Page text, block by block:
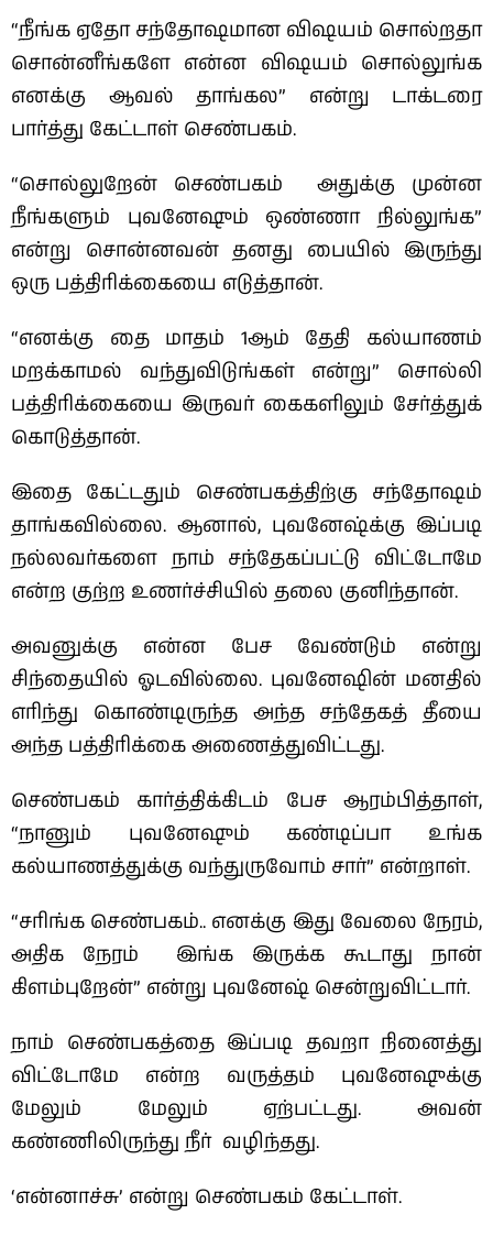
“நீங்க ஏதோ சந்தோஷமான விஷயம் சொல்றதா
சொன்னீங்களே என்ன விஷயம் சொல்லுங்க
எனக்கு ஆவல் தாங்கல” என்று டாக்டரை
பார்த்து கேட்டாள் செண்பகம்.
“சொல்லுறேன் செண்பகம் அதுக்கு முன்ன
நீங்களும் புவனேஷும் ஒண்ணா நில்லுங்க”
என்று சொன்னவன் தனது பையில் இருந்து
ஒரு பத்திரிக்கையை எடுத்தான்.
“எனக்கு தை மாதம் 1ஆம் தேதி கல்யாணம்
மறக்காமல் வந்துவிடுங்கள் என்று” சொல்லி
பத்திரிக்கையை இருவர் கைகளிலும் சேர்த்துக்
கொடுத்தான்.
இதை கேட்டதும் செண்பகத்திற்கு சந்தோஷம்
தாங்கவில்லை. ஆனால், புவனேஷ்க்கு இப்படி
நல்லவர்களை நாம் சந்தேகப்பட்டு விட்டோமே
என்ற குற்ற உணர்ச்சியில் தலை குனிந்தான்.
அவனுக்கு என்ன பேச வேண்டும் என்று
சிந்தையில் ஓடவில்லை. புவனேஷின் மனதில்
எரிந்து கொண்டிருந்த அந்த சந்தேகத் தீயை
அந்த பத்திரிக்கை அணைத்துவிட்டது.
செண்பகம் கார்த்திக்கிடம் பேச ஆரம்பித்தாள்,
“நானும் புவனேஷும் கண்டிப்பா உங்க
கல்யாணத்துக்கு வந்துருவோம் சார்” என்றாள்.
“சரிங்க செண்பகம்.. எனக்கு இது வேலை நேரம்,
அதிக நேரம் இங்க இருக்க கூடாது நான்
கிளம்புறேன்” என்று புவனேஷ் சென்றுவிட்டார்.
நாம் செண்பகத்தை இப்படி தவறா நினைத்து
விட்டோமே என்ற வருத்தம் புவனேஷுக்கு
மேலும் மேலும் ஏற்பட்டது. அவன்
கண்ணிலிருந்து நீர் வழிந்தது.
‘என்னாச்சு’ என்று செண்பகம் கேட்டாள்.